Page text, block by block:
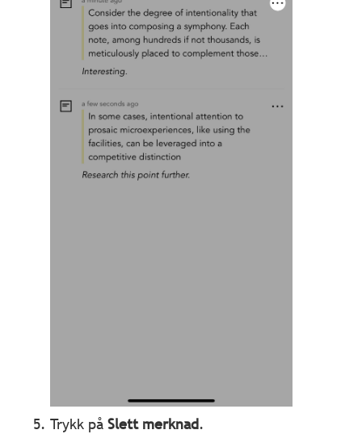
Trykk påSlett merknad.